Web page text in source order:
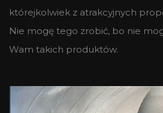
którejkolwiek z atrakcyjnych
Nie mogę tego zrobić, bo nie
Wam takich produktów.